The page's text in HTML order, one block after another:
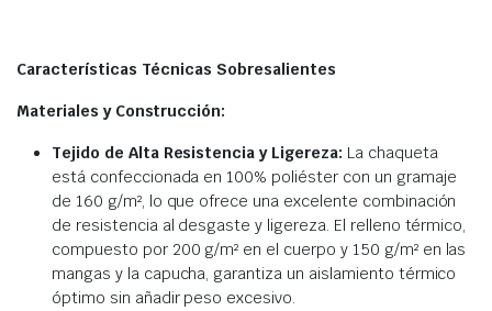
Características Técnicas Sobresalientes
Materiales y Construcción:
Tejido de Alta Resistencia y Ligereza: La chaqueta
está confeccionada en 100% poliéster con un gramaje
de 160 g/m², lo que ofrece una excelente combinación
de resistencia al desgaste y ligereza. El relleno térmico,
compuesto por 200 g/m² en el cuerpo y 150 g/m² en las
mangas y la capucha, garantiza un aislamiento térmico
óptimo sin añadir peso excesivo.